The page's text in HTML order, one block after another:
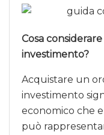
Cosa
investimento?
Acquistare un
investimento
economico che
può